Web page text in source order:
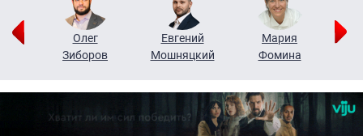
Олег
Зиборов
Евгений
Мошняцкий
Мария
Фомина